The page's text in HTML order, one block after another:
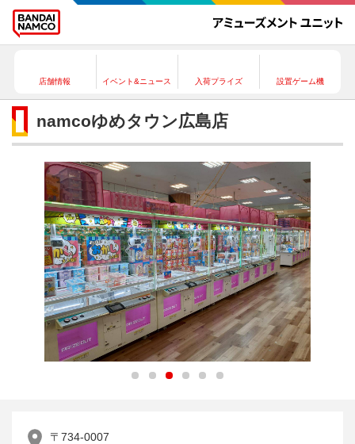
店舗情報 イベント&ニュース 入荷プライズ 設置ゲーム機
namcoゆめタウン広島店
2 3 6
〒734-0007